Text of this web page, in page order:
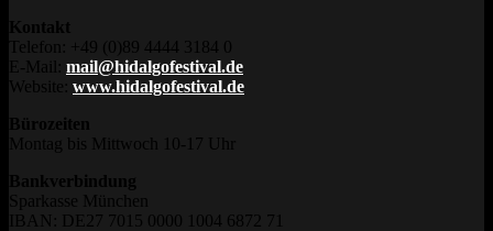
Kontakt
Telefon: +49 (0)89 4444 3184 0
E-Mail: mail@hidalgofestival.de
Website: www.hidalgofestival.de
Bürozeiten
Montag bis Mittwoch 10-17 Uhr
Bankverbindung
Sparkasse München
IBAN: DE27 7015 0000 1004 6872 71